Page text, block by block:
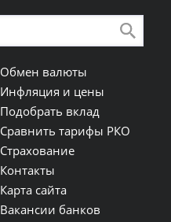
Обмен валюты
Инфляция и цены
Подобрать вклад
Сравнить тарифы РКО
Страхование
Контакты
Карта сайта
Вакансии банков